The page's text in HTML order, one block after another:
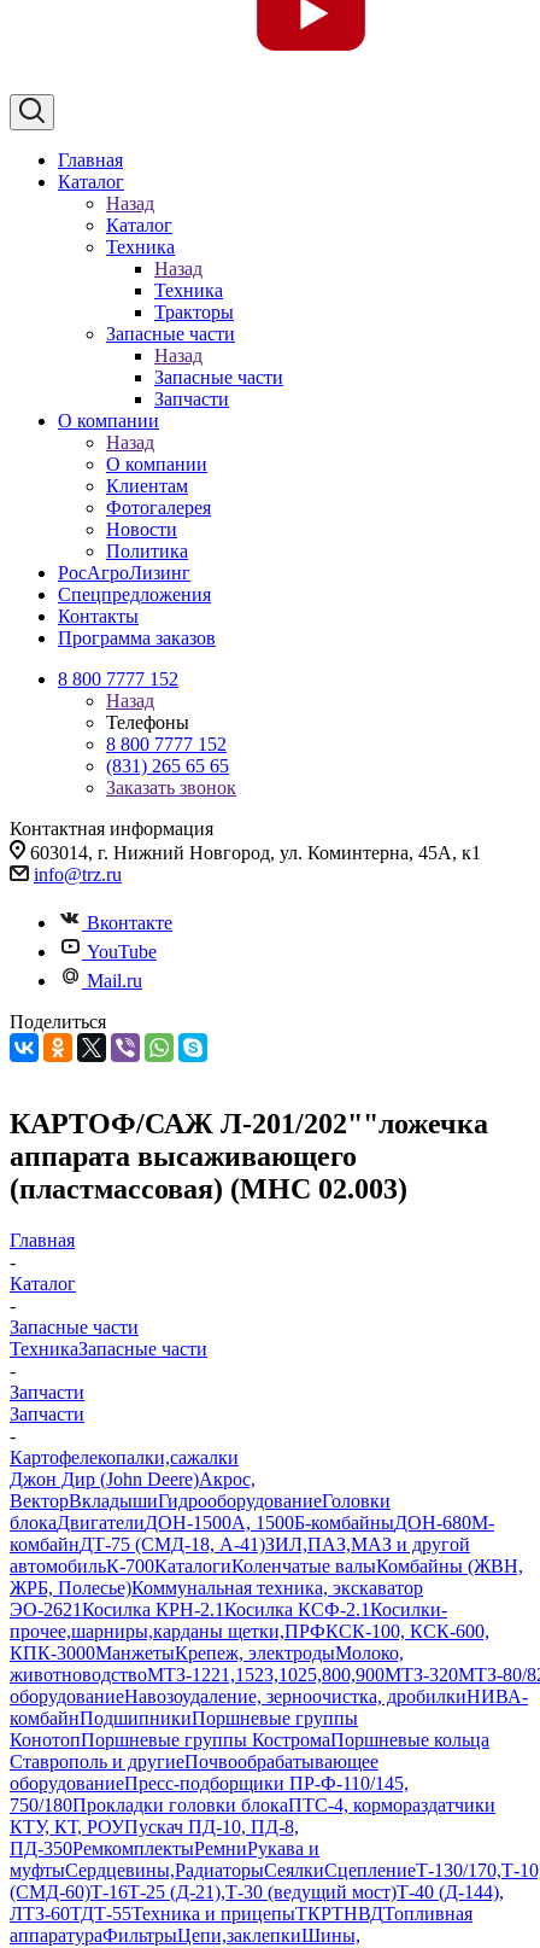
Главная
Каталог
Назад
Каталог
Техника
Назад
Техника
Тракторы
Запасные части
Назад
Запасные части
Запчасти
О компании
Назад
О компании
Клиентам
Фотогалерея
Новости
Политика
РосАгроЛизинг
Спецпредложения
Контакты
Программа заказов
8 800 7777 152
Назад
Телефоны
8 800 7777 152
(831) 265 65 65
Заказать звонок
Контактная информация
603014, г. Нижний Новгород, ул. Коминтерна, 45А, к1
info@trz.ru
Вконтакте
YouTube
Mail.ru
Поделиться
КАРТОФ/САЖ Л-201/202""ложечка
аппарата высаживающего
(пластмассовая) (МНС 02.003)
Главная
-
Каталог
-
Запасные части
ТехникаЗапасные части
-
Запчасти
Запчасти
-
Картофелекопалки,сажалки
Джон Дир (John Deere)Акрос,
ВекторВкладышиГидрооборудованиеГоловки
блокаДвигателиДОН-1500А, 1500Б-комбайныДОН-680М-
комбайнДТ-75 (СМД-18, А-41)ЗИЛ,ПАЗ,МАЗ и другой
автомобильК-700КаталогиКоленчатые валыКомбайны (ЖВН,
ЖРБ, Полесье)Коммунальная техника, экскаватор
ЭО-2621Косилка КРН-2.1Косилка КСФ-2.1Косилки-
прочее,шарниры,карданы щетки,ПРФКСК-100, КСК-600,
КПК-3000МанжетыКрепеж, электродыМолоко,
животноводствоМТЗ-1221,1523,1025,800,900МТЗ-320МТЗ-80/
оборудованиеНавозоудаление, зерноочистка, дробилкиНИВА-
комбайнПодшипникиПоршневые группы
КонотопПоршневые группы КостромаПоршневые кольца
Ставрополь и другиеПочвообрабатывающее
оборудованиеПресс-подборщики ПР-Ф-110/145,
750/180Прокладки головки блокаПТС-4, кормораздатчики
КТУ, КТ, РОУПускач ПД-10, ПД-8,
ПД-350РемкомплектыРемниРукава и
муфтыСердцевины,РадиаторыСеялкиСцеплениеТ-130/170,Т-
(СМД-60)Т-16Т-25 (Д-21),Т-30 (ведущий мост)Т-40 (Д-144),
ЛТЗ-60ТДТ-55Техника и прицепыТКРТНВДТопливная
аппаратураФильтрыЦепи,заклепкиШины,